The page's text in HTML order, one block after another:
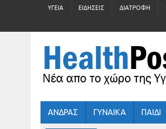
ΥΓΕΊΑ ΕΙΔΉΣΕΙΣ ΔΙΑΤΡΟΦΉ
ΑΝΔΡΑΣ ΓΥΝΑΙΚΑ ΠΑΙΔΙ